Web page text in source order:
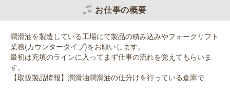
お仕事の概要
潤滑油を製造している工場にて製品の積み込みやフォークリフト
業務(カウンタータイプ)をお願いします。
最初は充填のラインに入ってまず仕事の流れを覚えてもらいま
す。
【取扱製品情報】潤滑油潤滑油の仕分けを行っている倉庫で